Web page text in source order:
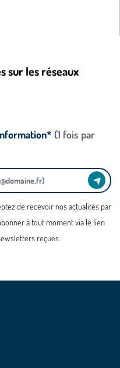
sur les réseaux
(1 fois par
de recevoir nos actualités par
à tout moment via le lien
reçues.